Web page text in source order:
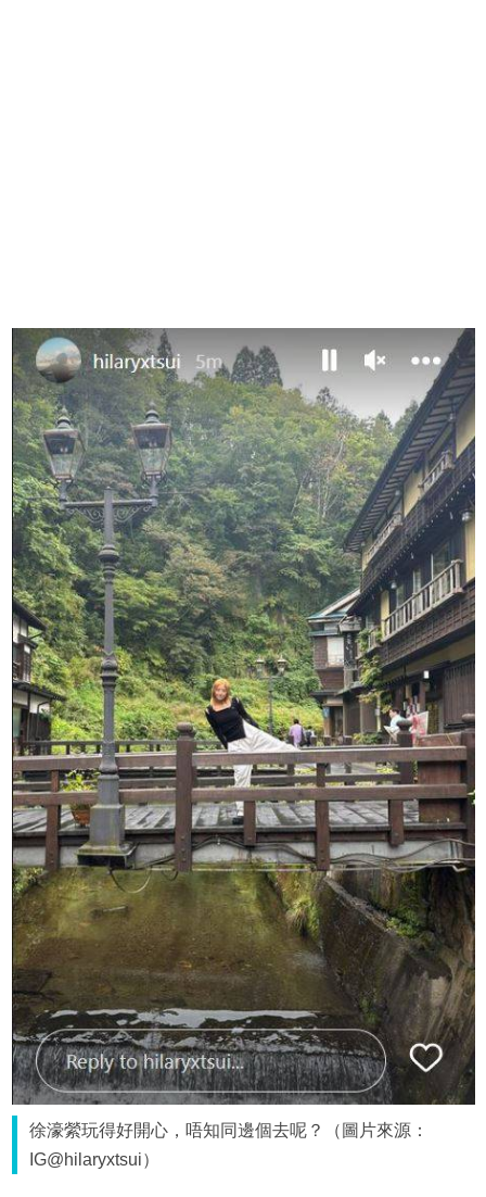
徐濠縈玩得好開心，唔知同邊個去呢？（圖片來源：
IG@hilaryxtsui）